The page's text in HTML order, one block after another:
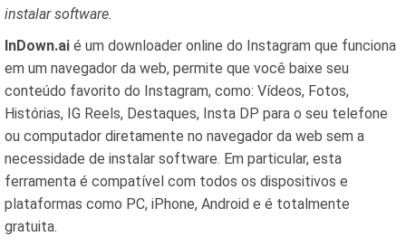
instalar software.
InDown.ai é um downloader online do Instagram que funciona
em um navegador da web, permite que você baixe seu
conteúdo favorito do Instagram, como: Vídeos, Fotos,
Histórias, IG Reels, Destaques, Insta DP para o seu telefone
ou computador diretamente no navegador da web sem a
necessidade de instalar software. Em particular, esta
ferramenta é compatível com todos os dispositivos e
plataformas como PC, iPhone, Android e é totalmente
gratuita.